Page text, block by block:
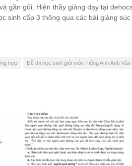
gần gũi. Hiện thầy giảng dạy tại
sinh cấp 3 thông qua các bài giảng
hợp Đề thi học sinh giỏi môn Tiếng Anh Anh